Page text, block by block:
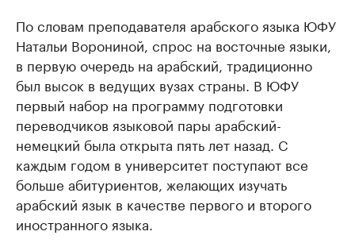
По словам преподавателя арабского языка ЮФУ
Натальи Ворониной, спрос на восточные языки,
в первую очередь на арабский, традиционно
был высок в ведущих вузах страны. В ЮФУ
первый набор на программу подготовки
переводчиков языковой пары арабский-
немецкий была открыта пять лет назад. С
каждым годом в университет поступают все
больше абитуриентов, желающих изучать
арабский язык в качестве первого и второго
иностранного языка.